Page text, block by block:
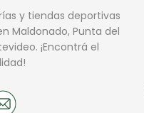
y tiendas deportivas
Maldonado, Punta del
¡Encontrá el